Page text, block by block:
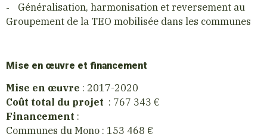
Généralisation, harmonisation et reversement au
Groupement de la TEO mobilisée dans les communes
Mise en œuvre et financement
Mise en œuvre : 2017-2020
Coût total du projet : 767 343 €
Financement :
Communes du Mono : 153 468 €